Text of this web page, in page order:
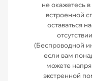
не окажетесь
встроенной
оставаться
(Беспроводной
если вам
можете
экстренной